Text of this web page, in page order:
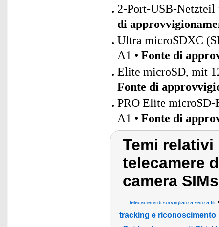
2-Port-USB-
di
Ultra microSDXC
A1 • Fonte di
Elite microSD, mit
Fonte di
PRO Elite microSD-
A1 • Fonte di
Temi relativi
telecamere
camera SIMs
telecamera di sorveglianza senza fili
tracking e riconoscimento